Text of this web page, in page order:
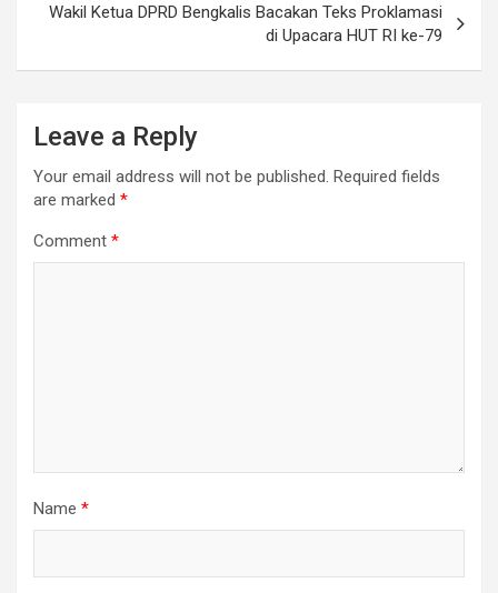
Wakil Ketua DPRD Bengkalis Bacakan Teks Proklamasi
di Upacara HUT RI ke-79
Leave a Reply
Your email address will not be published. Required fields
are marked *
Comment *
Name *